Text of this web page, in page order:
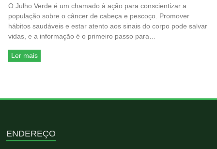
O Julho Verde é um chamado à ação para conscientizar a
população sobre o câncer de cabeça e pescoço. Promover
hábitos saudáveis e estar atento aos sinais do corpo pode salvar
vidas, e a informação é o primeiro passo para…
Ler mais
ENDEREÇO